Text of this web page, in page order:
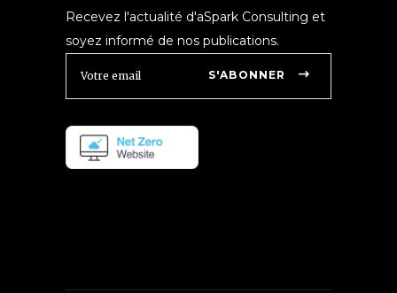
Recevez l'actualité d'aSpark Consulting et
soyez informé de nos publications.
S'ABONNER